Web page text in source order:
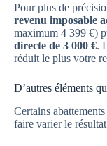
Pour plus de
revenu imposable
maximum 4 399 €)
directe de 3 000 €.
réduit le plus votre
D’autres éléments
Certains
faire varier le